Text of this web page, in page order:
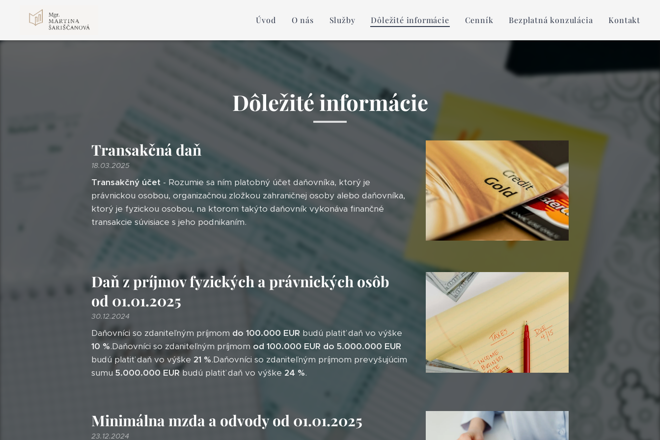
Úvod O nás Služby Dôležité informácie Cenník Bezplatná konzulácia Kontakt
Dôležité informácie
Transakčná daň
18.03.2025
Transakčný účet- Rozumie sa ním platobný účet daňovníka, ktorý je
právnickou osobou, organizačnou zložkou zahraničnej osoby alebo daňovníka,
ktorý je fyzickou osobou, na ktorom takýto daňovník vykonáva finančné
transakcie súvisiace s jeho podnikaním.
Daň z príjmov fyzických a právnických osôb
od 01.01.2025
30.12.2024
Daňovníci so zdaniteľným príjmom do 100.000 EUR budú platiť daň vo výške
10 %.Daňovníci so zdaniteľným príjmom od 100.000 EUR do 5.000.000 EUR
budú platiť daň vo výške 21 %.Daňovníci so zdaniteľným príjmom prevyšujúcim
sumu 5.000.000 EURbudú platiť daň vo výške 24 %.
Minimálna mzda a odvody od 01.01.2025
23.12.2024